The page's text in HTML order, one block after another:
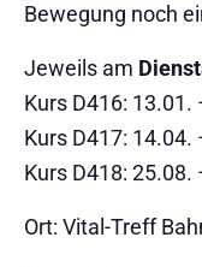
Bewegung noch
Jeweils am
Kurs D416:
Kurs D417:
Kurs D418:
Ort: Vital-Treff